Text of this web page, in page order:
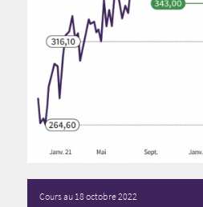
Cours au 18 octobre 2022